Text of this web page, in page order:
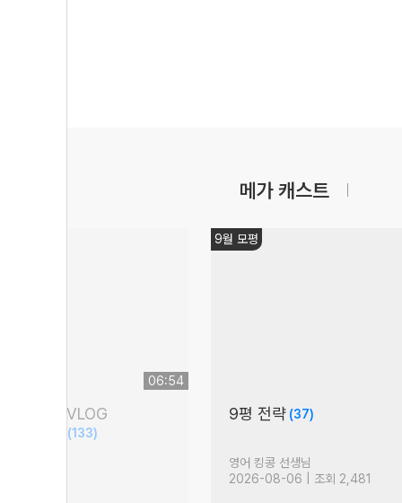
메가 캐스트
06:54
회 현장 VLOG
(133)
9월 모평
9평 전략 (37)
영어 킹콩 선생님
2026-08-06 | 조회 2,481